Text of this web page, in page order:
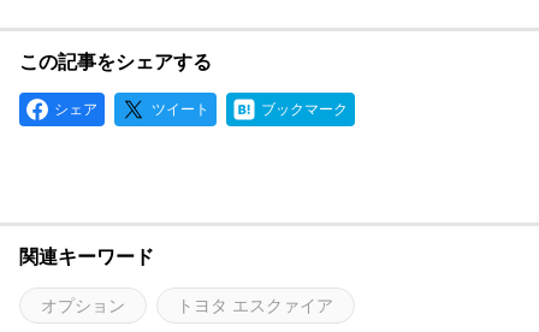
この記事をシェアする
シェア ツイート ブックマーク
関連キーワード
オプション トヨタ エスクァイア